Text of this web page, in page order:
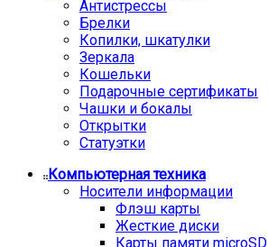
Антистрессы
Брелки
Копилки, шкатулки
Зеркала
Кошельки
Подарочные сертификаты
Чашки и бокалы
Открытки
Статуэтки
Компьютерная техника
Носители информации
Флэш карты
Жесткие диски
Карты памяти microSD